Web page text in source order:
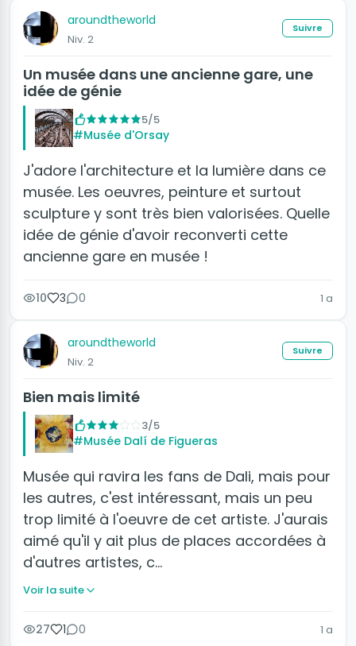
aroundtheworld
Niv. 2
Suivre
Un musée dans une ancienne gare, une
idée de génie
5/5
#Musée d'Orsay
J'adore l'architecture et la lumière dans ce
musée. Les oeuvres, peinture et surtout
sculpture y sont très bien valorisées. Quelle
idée de génie d'avoir reconverti cette
ancienne gare en musée !
10 3 0 1 a
aroundtheworld
Niv. 2
Suivre
Bien mais limité
3/5
#Musée Dalí de Figueras
Musée qui ravira les fans de Dali, mais pour
les autres, c'est intéressant, mais un peu
trop limité à l'oeuvre de cet artiste. J'aurais
aimé qu'il y ait plus de places accordées à
d'autres artistes, c…
Voir la suite
27 1 0 1 a